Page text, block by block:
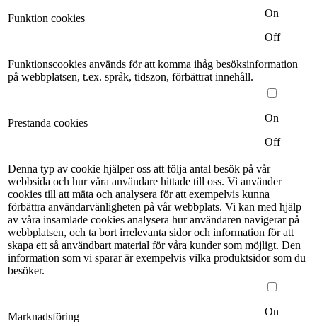
Funktion cookies
On
Off
Funktionscookies används för att komma ihåg besöksinformation
på webbplatsen, t.ex. språk, tidszon, förbättrat innehåll.
Prestanda cookies
On
Off
Denna typ av cookie hjälper oss att följa antal besök på vår
webbsida och hur våra användare hittade till oss. Vi använder
cookies till att mäta och analysera för att exempelvis kunna
förbättra användarvänligheten på vår webbplats. Vi kan med hjälp
av våra insamlade cookies analysera hur användaren navigerar på
webbplatsen, och ta bort irrelevanta sidor och information för att
skapa ett så användbart material för våra kunder som möjligt. Den
information som vi sparar är exempelvis vilka produktsidor som du
besöker.
Marknadsföring On